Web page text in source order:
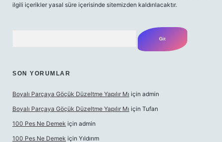
ilgili içerikler yasal süre içerisinde sitemizden kaldırılacaktır.
SON YORUMLAR
Boyalı Parçaya Göçük Düzeltme Yapılır Mı için admin
Boyalı Parçaya Göçük Düzeltme Yapılır Mı için Tufan
100 Pes Ne Demek için admin
100 Pes Ne Demek için Yıldırım